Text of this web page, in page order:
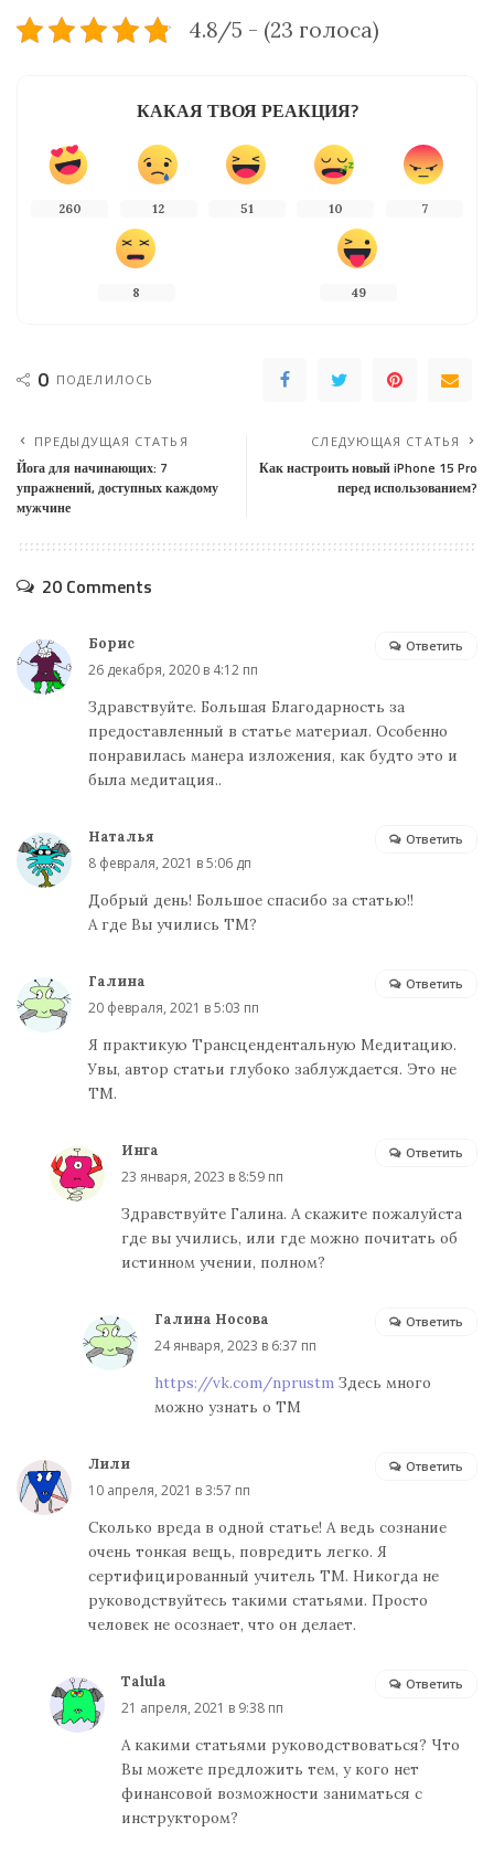
4.8/5 - (23 голоса)
КАКАЯ ТВОЯ РЕАКЦИЯ?
260 12 51 10 7
8 49
0 ПОДЕЛИЛОСЬ
ПРЕДЫДУЩАЯ СТАТЬЯ
Йога для начинающих: 7
упражнений, доступных каждому
мужчине
СЛЕДУЮЩАЯ СТАТЬЯ
Как настроить новый iPhone 15 Pro
перед использованием?
20 Comments
Борис
26 декабря, 2020 в 4:12 пп
Здравствуйте. Большая Благодарность за
предоставленный в статье материал. Особенно
понравилась манера изложения, как будто это и
была медитация..
Ответить
Наталья
8 февраля, 2021 в 5:06 дп
Добрый день! Большое спасибо за статью!!
А где Вы учились ТМ?
Ответить
Галина
20 февраля, 2021 в 5:03 пп
Я практикую Трансцендентальную Медитацию.
Увы, автор статьи глубоко заблуждается. Это не
ТМ.
Ответить
Инга
23 января, 2023 в 8:59 пп
Здравствуйте Галина. А скажите пожалуйста
где вы учились, или где можно почитать об
истинном учении, полном?
Ответить
Галина Носова
24 января, 2023 в 6:37 пп
https://vk.com/nprustm Здесь много
можно узнать о ТМ
Ответить
Лили
10 апреля, 2021 в 3:57 пп
Сколько вреда в одной статье! А ведь сознание
очень тонкая вещь, повредить легко. Я
сертифицированный учитель ТМ. Никогда не
руководствуйтесь такими статьями. Просто
человек не осознает, что он делает.
Ответить
Talula
21 апреля, 2021 в 9:38 пп
А какими статьями руководствоваться? Что
Вы можете предложить тем, у кого нет
финансовой возможности заниматься с
инструктором?
Ответить